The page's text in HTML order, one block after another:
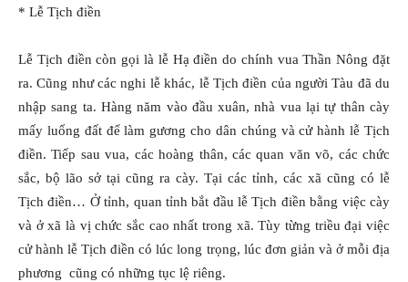
* Lễ Tịch điền
Lễ Tịch điền còn gọi là lễ Hạ điền do chính vua Thần Nông đặt
ra. Cũng như các nghi lễ khác, lễ Tịch điền của người Tàu đã du
nhập sang ta. Hàng năm vào đầu xuân, nhà vua lại tự thân cày
mấy luống đất để làm gương cho dân chúng và cử hành lễ Tịch
điền. Tiếp sau vua, các hoàng thân, các quan văn võ, các chức
sắc, bộ lão sở tại cũng ra cày. Tại các tỉnh, các xã cũng có lễ
Tịch điền… Ở tỉnh, quan tỉnh bắt đầu lễ Tịch điền bằng việc cày
và ở xã là vị chức sắc cao nhất trong xã. Tùy từng triều đại việc
cử hành lễ Tịch điền có lúc long trọng, lúc đơn giản và ở mỗi địa
phương cũng có những tục lệ riêng.